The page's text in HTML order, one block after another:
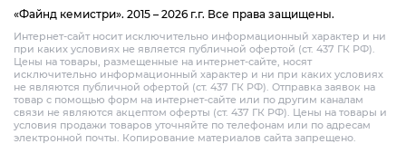
«Файнд кемистри». 2015 – 2026 г.г. Все права защищены.
Интернет-сайт носит исключительно информационный характер и ни
при каких условиях не является публичной офертой (ст. 437 ГК РФ).
Цены на товары, размещенные на интернет-сайте, носят
исключительно информационный характер и ни при каких условиях
не являются публичной офертой (ст. 437 ГК РФ). Отправка заявок на
товар с помощью форм на интернет-сайте или по другим каналам
связи не являются акцептом оферты (ст. 437 ГК РФ). Цены на товары и
условия продажи товаров уточняйте по телефонам или по адресам
электронной почты. Копирование материалов сайта запрещено.